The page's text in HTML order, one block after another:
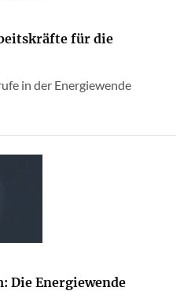
für die
in der Energiewende
Die Energiewende